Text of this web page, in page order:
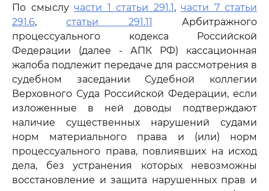
По смыслу части 1 статьи 291.1, части 7 статьи
291.6,статьи 291.11 Арбитражного
процессуального кодекса Российской
Федерации (далее - АПК РФ) кассационная
жалоба подлежит передаче для рассмотрения в
судебном заседании Судебной коллегии
Верховного Суда Российской Федерации, если
изложенные в ней доводы подтверждают
наличие существенных нарушений судами
норм материального права и (или) норм
процессуального права, повлиявших на исход
дела, без устранения которых невозможны
восстановление и защита нарушенных прав и